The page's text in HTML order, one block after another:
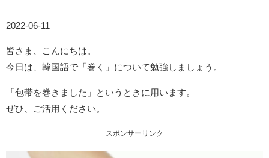
2022-06-11
皆さま、こんにちは。
今日は、韓国語で「巻く」について勉強しましょう。
「包帯を巻きました」というときに用います。
ぜひ、ご活用ください。
スポンサーリンク